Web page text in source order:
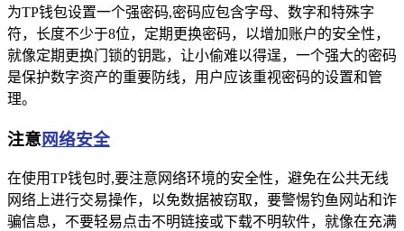
为TP钱包设置一个强密码,密码应包含字母、数字和特殊字
符，长度不少于8位，定期更换密码，以增加账户的安全性，
就像定期更换门锁的钥匙，让小偷难以得逞，一个强大的密码
是保护数字资产的重要防线，用户应该重视密码的设置和管
理。
注意网络安全
在使用TP钱包时,要注意网络环境的安全性，避免在公共无线
网络上进行交易操作，以免数据被窃取，要警惕钓鱼网站和诈
骗信息，不要轻易点击不明链接或下载不明软件，就像在充满